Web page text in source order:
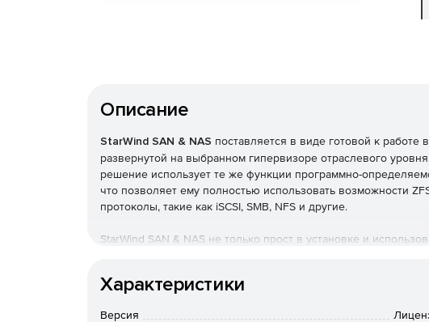
Описание
StarWind SAN & NAS поставляется в виде готовой к
развернутой на выбранном гипервизоре отраслевого
решение использует те же функции программно-
что позволяет ему полностью использовать возможности
протоколы, такие как iSCSI, SMB, NFS и другие.
StarWind SAN & NAS не только прост в установке и
впустую.
Характеристики
Версия